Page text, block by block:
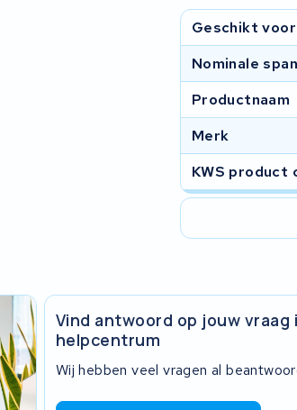
Geschikt voor
Nominale
Productnaam
Merk
KWS product
Vind antwoord op jouw vraag
helpcentrum
Wij hebben veel vragen al